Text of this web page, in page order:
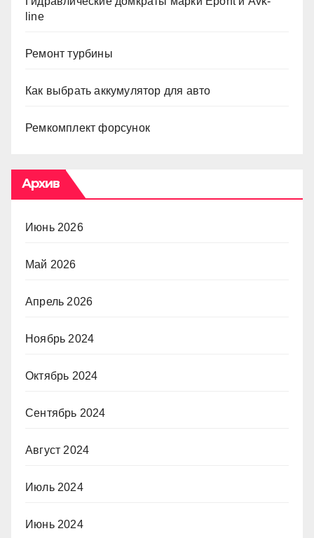
line
Ремонт турбины
Как выбрать аккумулятор для авто
Ремкомплект форсунок
Архив
Июнь 2026
Май 2026
Апрель 2026
Ноябрь 2024
Октябрь 2024
Сентябрь 2024
Август 2024
Июль 2024
Июнь 2024